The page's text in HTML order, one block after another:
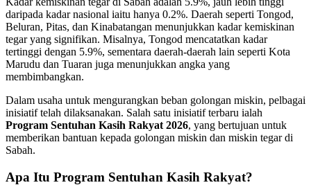
daripada kadar nasional iaitu hanya 0.2%. Daerah seperti Tongod,
Beluran, Pitas, dan Kinabatangan menunjukkan kadar kemiskinan
tegar yang signifikan. Misalnya, Tongod mencatatkan kadar
tertinggi dengan 5.9%, sementara daerah-daerah lain seperti Kota
Marudu dan Tuaran juga menunjukkan angka yang
membimbangkan.
Dalam usaha untuk mengurangkan beban golongan miskin, pelbagai
inisiatif telah dilaksanakan. Salah satu inisiatif terbaru ialah
Program Sentuhan Kasih Rakyat 2026, yang bertujuan untuk
memberikan bantuan kepada golongan miskin dan miskin tegar di
Sabah.
Apa Itu Program Sentuhan Kasih Rakyat?